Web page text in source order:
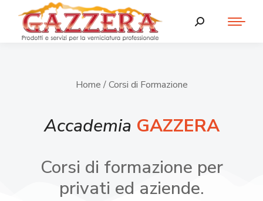
Home / Corsi di Formazione
Accademia GAZZERA
Corsi di formazione per
privati ed aziende.